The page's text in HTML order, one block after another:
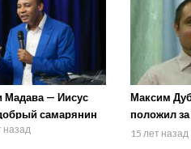
Мадава — Иисус
самарянин
назад
Максим
положил
Свою
15 лет назад